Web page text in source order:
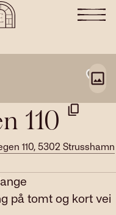
110
110, 5302 Strusshamn
på tomt og kort vei